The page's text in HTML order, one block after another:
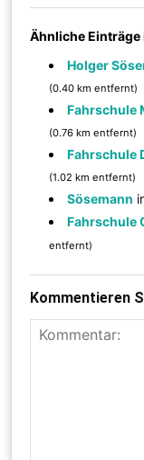
Ähnliche Einträge
Holger
(0.40 km entfernt)
Fahrschule
(0.76 km entfernt)
Fahrschule
(1.02 km entfernt)
Sösemann
Fahrschule
entfernt)
Kommentieren